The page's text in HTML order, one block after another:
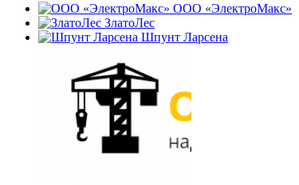
ООО «ЭлектроМакс»
ЗлатоЛес
Шпунт Ларсена